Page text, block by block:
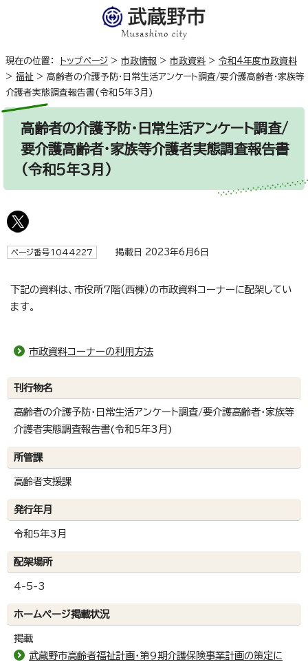
現在の位置： トップページ > 市政情報 > 市政資料 > 令和4年度市政資料
> 福祉 > 高齢者の介護予防・日常生活アンケート調査/要介護高齢者・家族等
介護者実態調査報告書(令和5年3月)
高齢者の介護予防・日常生活アンケート調査/
要介護高齢者・家族等介護者実態調査報告書
(令和5年3月)
ページ番号1044227 掲載日 2023年6月6日
下記の資料は、市役所7階（西棟）の市政資料コーナーに配架してい
ます。
市政資料コーナーの利用方法
刊行物名
高齢者の介護予防・日常生活アンケート調査/要介護高齢者・家族等
介護者実態調査報告書(令和5年3月)
所管課
高齢者支援課
発行年月
令和5年3月
配架場所
4-5-3
ホームページ掲載状況
掲載
武蔵野市高齢者福祉計画・第9期介護保険事業計画の策定に